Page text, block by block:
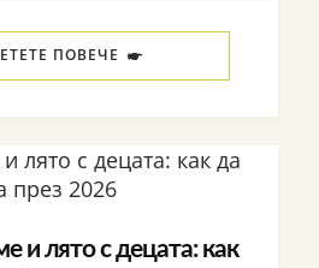
ПОВЕЧЕ
и лято с децата: как